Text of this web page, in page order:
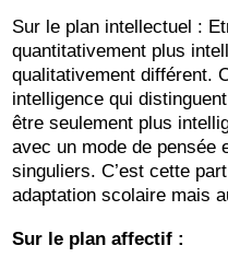
Sur le plan intellectuel :
quantitativement plus
qualitativement différent.
intelligence qui
être seulement plus
avec un mode de pensée
singuliers. C’est cette
adaptation scolaire mais
Sur le plan affectif :